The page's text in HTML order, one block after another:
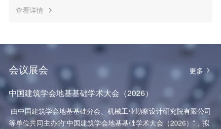
查看详情
会议展会 更多
中国建筑学会地基基础学术大会（2026）
等单位共同主办的“中国建筑学会地基基础学术大会（2026）”，拟